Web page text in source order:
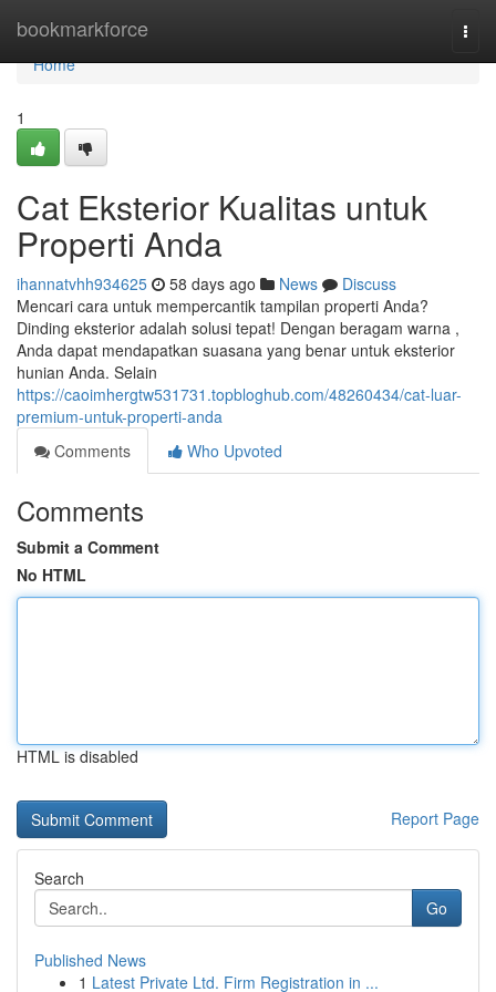
bookmarkforce
Home
Home
1
Cat Eksterior Kualitas untuk
Properti Anda
ihannatvhh934625 58 days ago News
Discuss
Mencari cara untuk mempercantik tampilan properti Anda?
Dinding eksterior adalah solusi tepat! Dengan beragam warna ,
Anda dapat mendapatkan suasana yang benar untuk eksterior
hunian Anda. Selain
https://caoimhergtw531731.topbloghub.com/48260434/cat-luar-
premium-untuk-properti-anda
Comments
Who Upvoted
Comments
Submit a Comment
No HTML
HTML is disabled
Report Page
Search
Go
Published News
1 Latest Private Ltd. Firm Registration in ...